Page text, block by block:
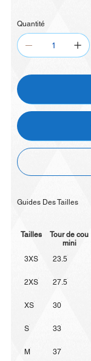
Quantité
Guides Des Tailles
Tailles
Tour de cou
mini
3XS
23.5
2XS 27.5
XS 30
S 33
M 37